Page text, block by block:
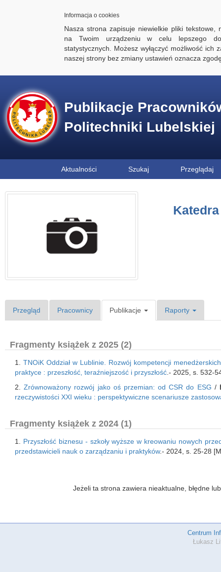
Informacja o cookies
Nasza strona zapisuje niewielkie pliki tekstowe,
na Twoim urządzeniu w celu lepszego
statystycznych. Możesz wyłączyć możliwość ich
naszej strony bez zmiany ustawień oznacza
Publikacje
Politechniki Lubelskiej
Aktualności Szukaj Przeglądaj
Przegląd Pracownicy Publikacje Raporty
Fragmenty książek z 2025 (2)
1. TNOiK Oddział w Lublinie. Rozwój kompetencji
praktyce : przeszłość, teraźniejszość i przyszłość .- 2025, s. 532-
2.Zrównoważony rozwój jako oś przemian: od CSR do ESG /
rzeczywistości XXI wieku : perspektywiczne scenariusze
Fragmenty książek z 2024 (1)
1. Przyszłość biznesu - szkoły wyższe w kreowaniu nowych
przedstawicieli nauk o zarządzaniu i praktyków.- 2024, s. 25-28
Jeżeli ta strona zawiera nieaktualne, błędne
Centrum
Łukasz